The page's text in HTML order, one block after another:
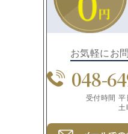
お気軽にお
048-
受付時間 平
土